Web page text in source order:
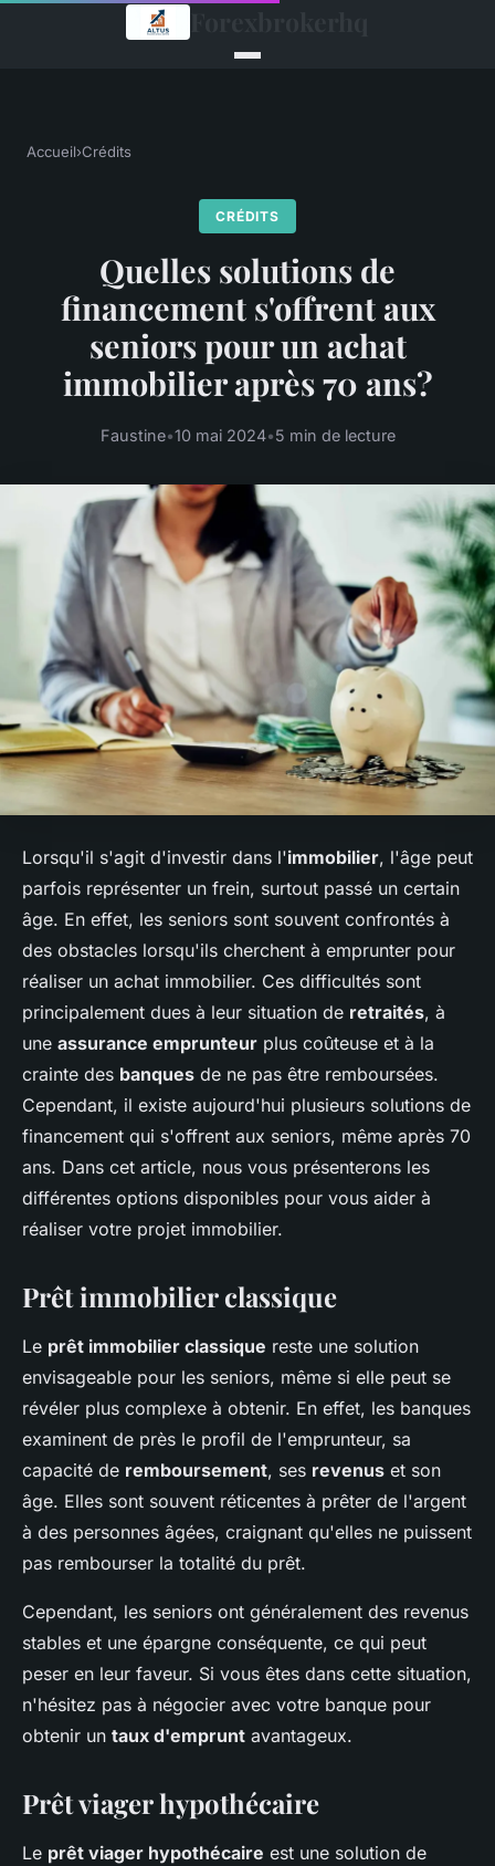
Accueil›Crédits
CRÉDITS
Quelles solutions de
financement s'offrent aux
seniors pour un achat
immobilier après 70 ans?
Faustine•10 mai 2024•5 min de lecture
Lorsqu'il s'agit d'investir dans l'immobilier, l'âge peut
parfois représenter un frein, surtout passé un certain
âge. En effet, les seniors sont souvent confrontés à
des obstacles lorsqu'ils cherchent à emprunter pour
réaliser un achat immobilier. Ces difficultés sont
principalement dues à leur situation de retraités, à
une assurance emprunteur plus coûteuse et à la
crainte des banques de ne pas être remboursées.
Cependant, il existe aujourd'hui plusieurs solutions de
financement qui s'offrent aux seniors, même après 70
ans. Dans cet article, nous vous présenterons les
différentes options disponibles pour vous aider à
réaliser votre projet immobilier.
Prêt immobilier classique
Le prêt immobilier classique reste une solution
envisageable pour les seniors, même si elle peut se
révéler plus complexe à obtenir. En effet, les banques
examinent de près le profil de l'emprunteur, sa
capacité de remboursement, ses revenus et son
âge. Elles sont souvent réticentes à prêter de l'argent
à des personnes âgées, craignant qu'elles ne puissent
pas rembourser la totalité du prêt.
Cependant, les seniors ont généralement des revenus
stables et une épargne conséquente, ce qui peut
peser en leur faveur. Si vous êtes dans cette situation,
n'hésitez pas à négocier avec votre banque pour
obtenir un taux d'emprunt avantageux.
Prêt viager hypothécaire
Le prêt viager hypothécaire est une solution de